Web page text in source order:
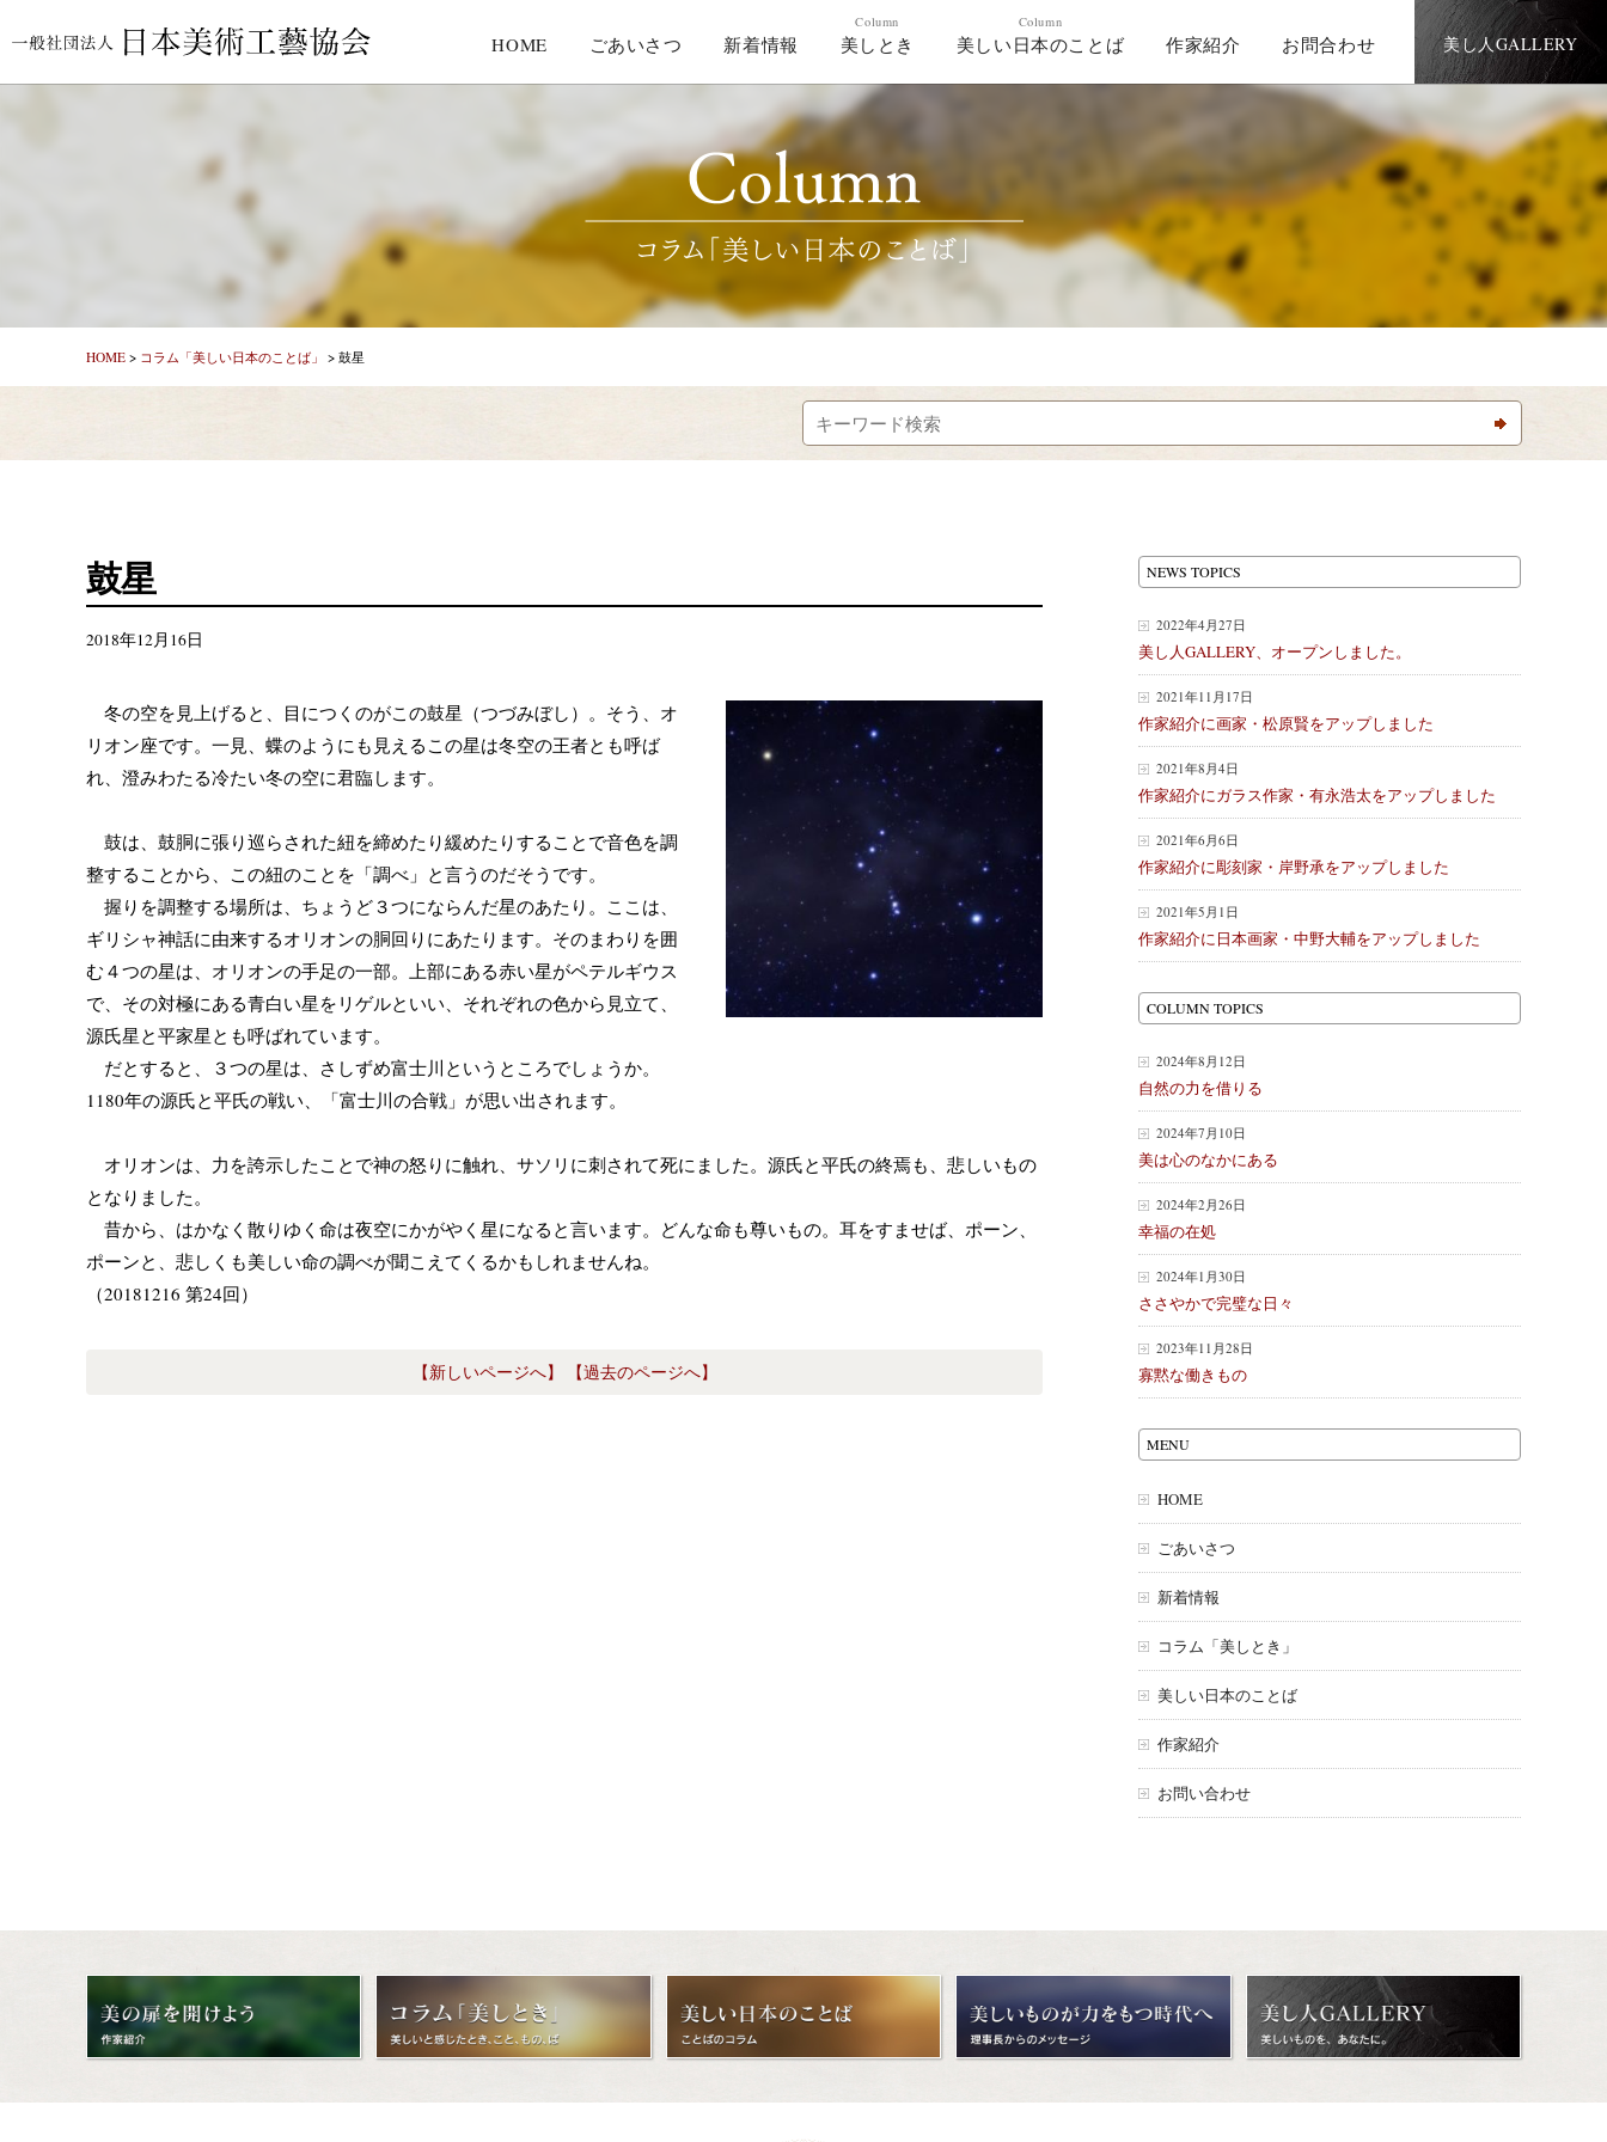
HOME ごあいさつ 新着情報
Column
美しとき
Column
美しい日本のことば 作家紹介 お問合わせ 美し人GALLERY
ごあいさつ
新着情報
コラム「美しとき」
お問合わせ
HOME > コラム「美しい日本のことば」 > 鼓星
鼓星
2018年12月16日
冬の空を見上げると、目につくのがこの鼓星（つづみぼし）。そう、オ
リオン座です。一見、蝶のようにも見えるこの星は冬空の王者とも呼ば
れ、澄みわたる冷たい冬の空に君臨します。
鼓は、鼓胴に張り巡らされた紐を締めたり緩めたりすることで音色を調
整することから、この紐のことを「調べ」と言うのだそうです。
握りを調整する場所は、ちょうど３つにならんだ星のあたり。ここは、
ギリシャ神話に由来するオリオンの胴回りにあたります。そのまわりを囲
む４つの星は、オリオンの手足の一部。上部にある赤い星がペテルギウス
で、その対極にある青白い星をリゲルといい、それぞれの色から見立て、
源氏星と平家星とも呼ばれています。
だとすると、３つの星は、さしずめ富士川というところでしょうか。
1180年の源氏と平氏の戦い、「富士川の合戦」が思い出されます。
オリオンは、力を誇示したことで神の怒りに触れ、サソリに刺されて死にました。源氏と平氏の終焉も、悲しいもの
となりました。
昔から、はかなく散りゆく命は夜空にかがやく星になると言います。どんな命も尊いもの。耳をすませば、ポーン、
ポーンと、悲しくも美しい命の調べが聞こえてくるかもしれませんね。
（20181216 第24回）
【新しいページへ】 【過去のページへ】
NEWS TOPICS
2022年4月27日
美し人GALLERY、オープンしました。
2021年11月17日
作家紹介に画家・松原賢をアップしました
2021年8月4日
作家紹介にガラス作家・有永浩太をアップしました
2021年6月6日
作家紹介に彫刻家・岸野承をアップしました
2021年5月1日
作家紹介に日本画家・中野大輔をアップしました
COLUMN TOPICS
2024年8月12日
自然の力を借りる
2024年7月10日
美は心のなかにある
2024年2月26日
幸福の在処
2024年1月30日
ささやかで完璧な日々
2023年11月28日
寡黙な働きもの
MENU
HOME
ごあいさつ
新着情報
コラム「美しとき」
美しい日本のことば
作家紹介
お問い合わせ